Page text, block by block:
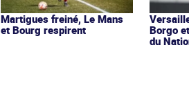
Martigues freiné, Le Mans
et Bourg respirent
Borgo
du